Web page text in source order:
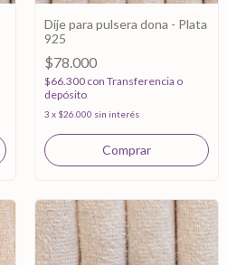
Dije para pulsera dona - Plata
925
$78.000
$66.300 con Transferencia o
depósito
3 x $26.000 sin interés